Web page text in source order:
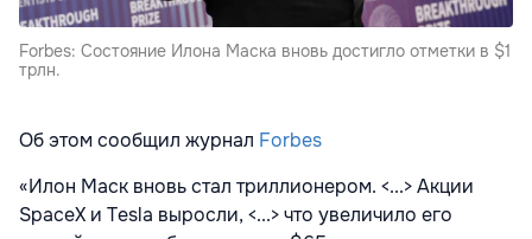
Forbes: Cостояние Илона Маска вновь достигло отметки в $1
трлн.
Об этом сообщил журнал Forbes
«Илон Маск вновь стал триллионером. <...> Акции
SpaceX и Tesla выросли, <...> что увеличило его